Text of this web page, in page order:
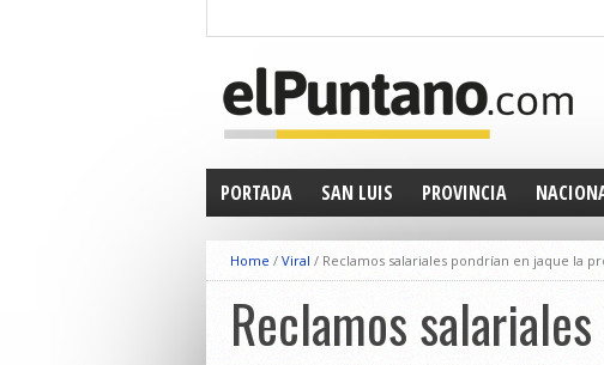
PORTADA SAN LUIS PROVINCIA
Home / Viral / Reclamos salariales pondrían en jaque la
Reclamos